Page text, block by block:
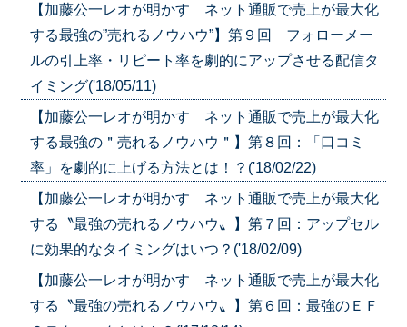
【加藤公一レオが明かす ネット通販で売上が最大化
する最強の”売れるノウハウ”】第９回 フォローメー
ルの引上率・リピート率を劇的にアップさせる配信タ
イミング('18/05/11)
【加藤公一レオが明かす ネット通販で売上が最大化
する最強の＂売れるノウハウ＂】第８回：「口コミ
率」を劇的に上げる方法とは！？('18/02/22)
【加藤公一レオが明かす ネット通販で売上が最大化
する〝最強の売れるノウハウ〟】第７回：アップセル
に効果的なタイミングはいつ？('18/02/09)
【加藤公一レオが明かす ネット通販で売上が最大化
する〝最強の売れるノウハウ〟】第６回：最強のＥＦ